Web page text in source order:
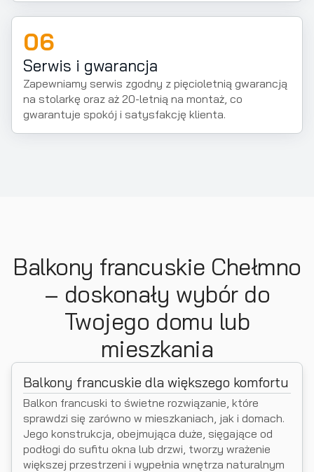
06
Serwis i gwarancja
Zapewniamy serwis zgodny z pięcioletnią gwarancją
na stolarkę oraz aż 20-letnią na montaż, co
gwarantuje spokój i satysfakcję klienta.
Balkony francuskie Chełmno
– doskonały wybór do
Twojego domu lub
mieszkania
Balkony francuskie dla większego komfortu
Balkon francuski to świetne rozwiązanie, które
sprawdzi się zarówno w mieszkaniach, jak i domach.
Jego konstrukcja, obejmująca duże, sięgające od
podłogi do sufitu okna lub drzwi, tworzy wrażenie
większej przestrzeni i wypełnia wnętrza naturalnym